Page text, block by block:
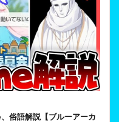
俗語解説【ブルーアーカ